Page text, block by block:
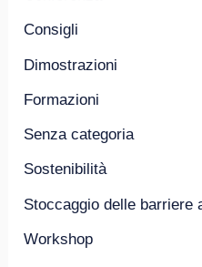
Consigli
Dimostrazioni
Formazioni
Senza categoria
Sostenibilità
Stoccaggio delle barriere
Workshop